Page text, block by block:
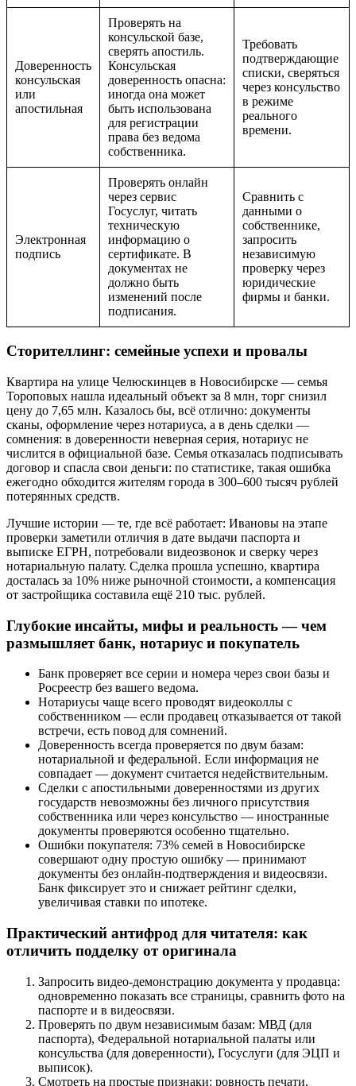
Доверенность
консульская
или
апостильная
Проверять на
консульской базе,
сверять апостиль.
Консульская
доверенность опасна:
иногда она может
быть использована
для регистрации
права без ведома
собственника.
Требовать
подтверждающие
списки, сверяться
через консульство
в режиме
реального
времени.
Электронная
подпись
Проверять онлайн
через сервис
Госуслуг, читать
техническую
информацию о
сертификате. В
документах не
должно быть
изменений после
подписания.
Сравнить с
данными о
собственнике,
запросить
независимую
проверку через
юридические
фирмы и банки.
Сторителлинг: семейные успехи и провалы
Квартира на улице Челюскинцев в Новосибирске — семья
Тороповых нашла идеальный объект за 8 млн, торг снизил
цену до 7,65 млн. Казалось бы, всё отлично: документы
сканы, оформление через нотариуса, а в день сделки —
сомнения: в доверенности неверная серия, нотариус не
числится в официальной базе. Семья отказалась подписывать
договор и спасла свои деньги: по статистике, такая ошибка
ежегодно обходится жителям города в 300–600 тысяч рублей
потерянных средств.
Лучшие истории — те, где всё работает: Ивановы на этапе
проверки заметили отличия в дате выдачи паспорта и
выписке ЕГРН, потребовали видеозвонок и сверку через
нотариальную палату. Сделка прошла успешно, квартира
досталась за 10% ниже рыночной стоимости, а компенсация
от застройщика составила ещё 210 тыс. рублей.
Глубокие инсайты, мифы и реальность — чем
размышляет банк, нотариус и покупатель
Банк проверяет все серии и номера через свои базы и
Росреестр без вашего ведома.
Нотариусы чаще всего проводят видеоколлы с
собственником — если продавец отказывается от такой
встречи, есть повод для сомнений.
Доверенность всегда проверяется по двум базам:
нотариальной и федеральной. Если информация не
совпадает — документ считается недействительным.
Сделки с апостильными доверенностями из других
государств невозможны без личного присутствия
собственника или через консульство — иностранные
документы проверяются особенно тщательно.
Ошибки покупателя: 73% семей в Новосибирске
совершают одну простую ошибку — принимают
документы без онлайн-подтверждения и видеосвязи.
Банк фиксирует это и снижает рейтинг сделки,
увеличивая ставки по ипотеке.
Практический антифрод для читателя: как
отличить подделку от оригинала
Запросить видео-демонстрацию документа у продавца:
одновременно показать все страницы, сравнить фото на
паспорте и в видеосвязи.
Проверять по двум независимым базам: МВД (для
паспорта), Федеральной нотариальной палаты или
консульства (для доверенности), Госуслуги (для ЭЦП и
выписок).
Смотреть на простые признаки: ровность печати,